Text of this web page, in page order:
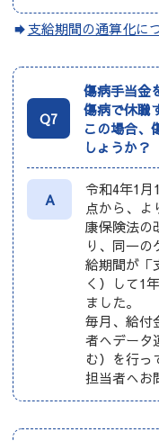
支給期間の通算化に
Q7
傷病手当金
傷病で休職
この場合、
しょうか？
A
令和4年1
点から、よ
康保険法の
り、同一
給期間が「
く）して1
ました。
毎月、給付
者へデータ
む）を行っ
担当者へお